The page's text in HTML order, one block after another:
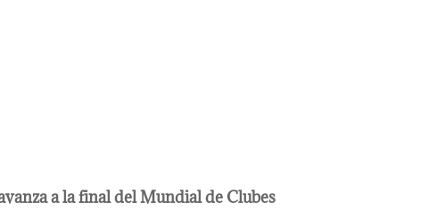
a la final del Mundial de Clubes